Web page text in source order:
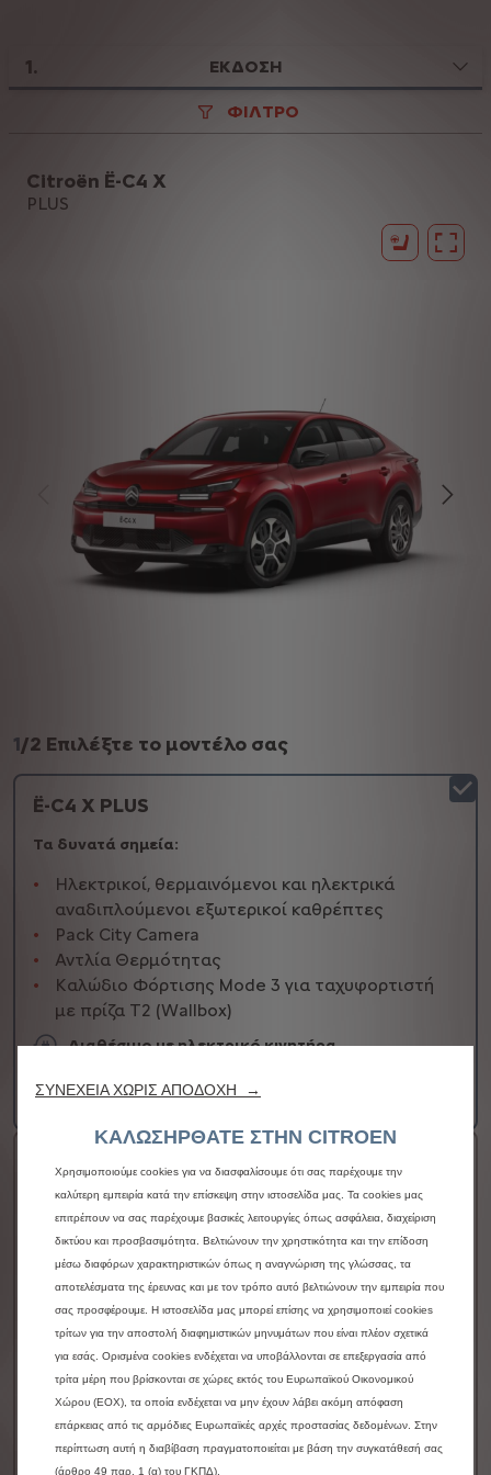
1. ΕΚΔΟΣΗ
ΦΙΛΤΡΟ
Citroën Ë-C4 X
PLUS
1/2 Επιλέξτε το μοντέλο σας
Ë-C4 X PLUS
Τα δυνατά σημεία:
Ηλεκτρικοί, θερμαινόμενοι και ηλεκτρικά
αναδιπλούμενοι εξωτερικοί καθρέπτες
Pack City Camera
Αντλία Θερμότητας
Καλώδιο Φόρτισης Mode 3 για ταχυφορτιστή
με πρίζα T2 (Wallbox)
Διαθέσιμο με ηλεκτρικό κινητήρα
Περισσότερες λεπτομέρειες
Ë-C4 X MAX
Τα δυνατά σημεία:
Ηλεκτρικοί, θερμαινόμενοι και ηλεκτρικά
αναδιπλούμενοι καθρέπτες με φωτισμό
προσέγγισης
Δερμάτινο τιμόνι μαλακής υφής (pleine fleur) με
χειριστήρια
Pack City Camera Plus
Εσωτερικός καθρέπτης ηλεκτροχρωμίου
(αντιθαμβωτικός)
Δείτε περισσότερα...
ΣΥΝΕΧΕΙΑ ΧΩΡΙΣ ΑΠΟΔΟΧΗ →
ΚΑΛΩΣΗΡΘΑΤΕ ΣΤΗΝ CITROEN
Χρησιμοποιούμε cookies για να διασφαλίσουμε ότι σας παρέχουμε την
καλύτερη εμπειρία κατά την επίσκεψη στην ιστοσελίδα μας. Τα cookies μας
επιτρέπουν να σας παρέχουμε βασικές λειτουργίες όπως ασφάλεια, διαχείριση
δικτύου και προσβασιμότητα. Βελτιώνουν την χρηστικότητα και την επίδοση
μέσω διαφόρων χαρακτηριστικών όπως η αναγνώριση της γλώσσας, τα
αποτελέσματα της έρευνας και με τον τρόπο αυτό βελτιώνουν την εμπειρία που
σας προσφέρουμε. Η ιστοσελίδα μας μπορεί επίσης να χρησιμοποιεί cookies
τρίτων για την αποστολή διαφημιστικών μηνυμάτων που είναι πλέον σχετικά
για εσάς. Ορισμένα cookies ενδέχεται να υποβάλλονται σε επεξεργασία από
τρίτα μέρη που βρίσκονται σε χώρες εκτός του Ευρωπαϊκού Οικονομικού
Χώρου (ΕΟΧ), τα οποία ενδέχεται να μην έχουν λάβει ακόμη απόφαση
επάρκειας από τις αρμόδιες Ευρωπαϊκές αρχές προστασίας δεδομένων. Στην
περίπτωση αυτή η διαβίβαση πραγματοποιείται με βάση την συγκατάθεσή σας
(άρθρο 49 παρ. 1 (α) του ΓΚΠΔ).